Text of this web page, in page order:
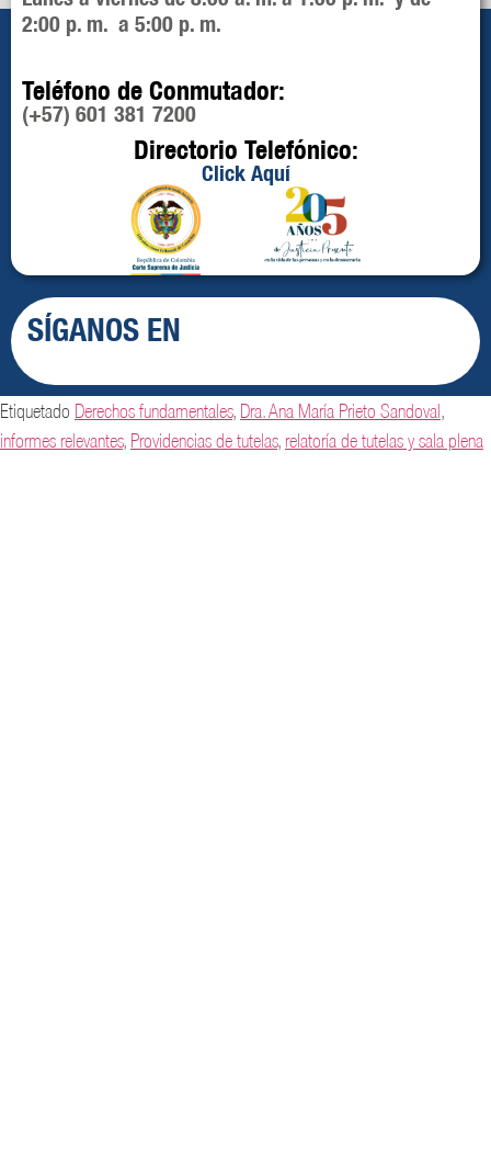
2:00 p. m. a 5:00 p. m.
Teléfono de Conmutador:
(+57) 601 381 7200
Directorio Telefónico:
Click Aquí
SÍGANOS EN
Etiquetado Derechos fundamentales, Dra. Ana María Prieto Sandoval,
informes relevantes, Providencias de tutelas, relatoría de tutelas y sala plena